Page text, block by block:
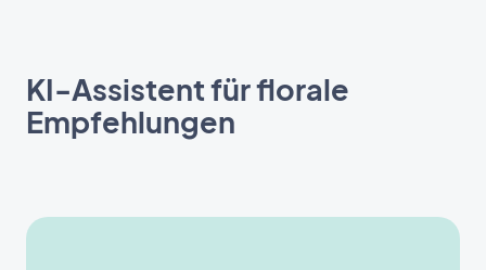
KI-Assistent für florale
Empfehlungen